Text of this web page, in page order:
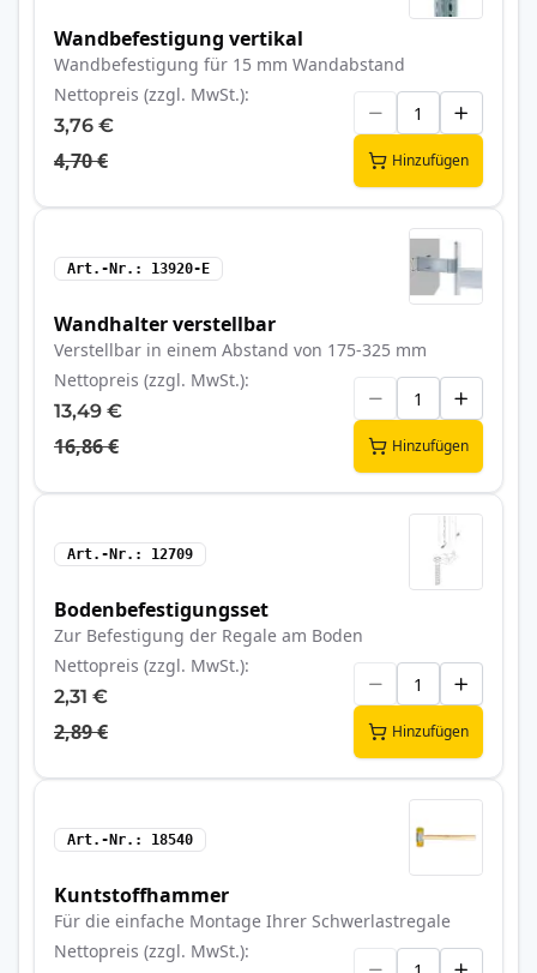
Wandbefestigung vertikal
Wandbefestigung für 15 mm Wandabstand
Nettopreis (zzgl. MwSt.)
3,76 €
4,70 € Hinzufügen
Art.-Nr. 13920-E
Wandhalter verstellbar
Verstellbar in einem Abstand von 175-325 mm
Nettopreis (zzgl. MwSt.)
13,49 €
16,86 € Hinzufügen
Art.-Nr. 12709
Bodenbefestigungsset
Zur Befestigung der Regale am Boden
Nettopreis (zzgl. MwSt.)
2,31 €
2,89 € Hinzufügen
Art.-Nr. 18540
Kuntstoffhammer
Für die einfache Montage Ihrer Schwerlastregale
Nettopreis (zzgl. MwSt.)